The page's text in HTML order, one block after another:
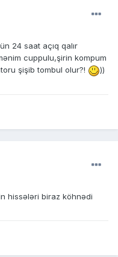
24 saat açıq qalır
cuppulu,şirin kompum
şişib tombul olur?!
))
hissələri biraz köhnədi